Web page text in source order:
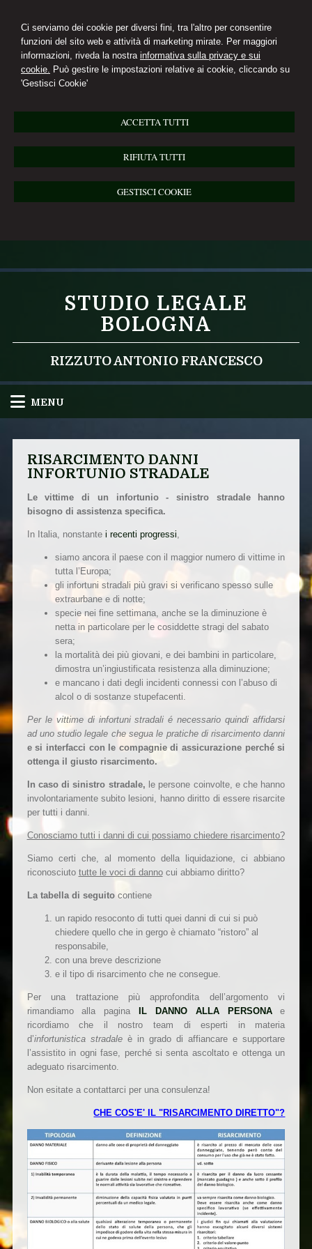
Ci serviamo dei cookie per diversi fini, tra l'altro per consentire
funzioni del sito web e attività di marketing mirate. Per maggiori
informazioni, riveda la nostra informativa sulla privacy e sui
cookie. Può gestire le impostazioni relative ai cookie, cliccando su
'Gestisci Cookie'
ACCETTA TUTTI
RIFIUTA TUTTI
GESTISCI COOKIE
STUDIO LEGALE
BOLOGNA
RIZZUTO ANTONIO FRANCESCO
MENU
RISARCIMENTO DANNI
INFORTUNIO STRADALE
Le vittime di un infortunio - sinistro stradale hanno
bisogno di assistenza specifica.
In Italia, nonstantei recenti progressi
siamo ancora il paese con il maggior numero di vittime in
tutta l’Europa;
gli infortuni stradali più gravi si verificano spesso sulle
extraurbane e di notte;
specie nei fine settimana, anche se la diminuzione è
netta in particolare per le cosiddette stragi del sabato
sera;
la mortalità dei più giovani, e dei bambini in particolare,
dimostra un’ingiustificata resistenza alla diminuzione;
e mancano i dati degli incidenti connessi con l’abuso di
alcol o di sostanze stupefacenti.
Per le vittime di infortuni stradali é necessario quindi affidarsi
ad uno studio legale che segua le pratiche di risarcimento danni
e si interfacci con le compagnie di assicurazione perché si
ottenga il giusto risarcimento.
In caso di sinistro stradale, le persone coinvolte, e che hanno
involontariamente subito lesioni, hanno diritto di essere risarcite
per tutti i danni.
Conosciamo tutti i danni di cui possiamo chiedere risarcimento?
Siamo certi che, al momento della liquidazione, ci abbiano
riconosciuto tutte le voci di dannocui abbiamo diritto?
La tabella di seguitocontiene
un rapido resoconto di tutti quei danni di cui si può
chiedere quello che in gergo è chiamato “ristoro” al
responsabile,
con una breve descrizione
e il tipo di risarcimento che ne consegue.
Per una trattazione più approfondita dell’argomento vi
rimandiamo alla pagina
IL DANNO ALLA PERSONAe
ricordiamo che il nostro team di esperti in materia
d’infortunistica stradaleè in grado di affiancare e supportare
l’assistito in ogni fase, perché si senta ascoltato e ottenga un
adeguato risarcimento.
Non esitate a contattarci per una consulenza!
CHE COS'E' IL "RISARCIMENTO DIRETTO"?